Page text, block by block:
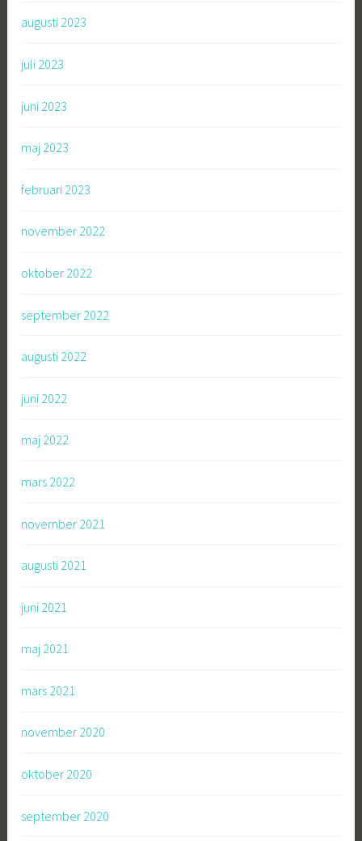
augusti 2023
juli 2023
juni 2023
maj 2023
februari 2023
november 2022
oktober 2022
september 2022
augusti 2022
juni 2022
maj 2022
mars 2022
november 2021
augusti 2021
juni 2021
maj 2021
mars 2021
november 2020
oktober 2020
september 2020